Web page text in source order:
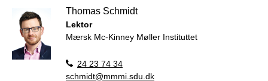
Thomas Schmidt
Lektor
Mærsk Mc-Kinney Møller Instituttet
24 23 74 34
schmidt@mmmi.sdu.dk